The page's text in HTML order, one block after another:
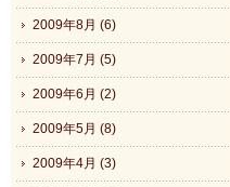
2009年8月 (6)
2009年7月 (5)
2009年6月 (2)
2009年5月 (8)
2009年4月 (3)